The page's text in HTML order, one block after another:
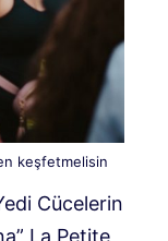
keşfetmelisin
Cücelerin
La Petite